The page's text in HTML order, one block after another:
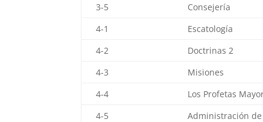
3-5
Consejería
4-1
Escatología
4-2
Doctrinas 2
4-3
Misiones
4-4
Los Profetas
4-5
Administración